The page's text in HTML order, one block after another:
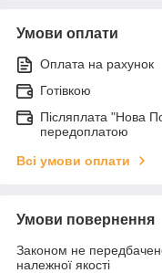
Умови оплати
Оплата на рахунок
Готівкою
Післяплата "Нова
передоплатою
Всі умови оплати
Умови повернення
Законом не
належної якості